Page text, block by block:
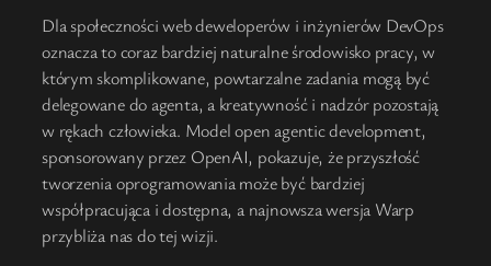
Dla społeczności web deweloperów i inżynierów DevOps
oznacza to coraz bardziej naturalne środowisko pracy, w
którym skomplikowane, powtarzalne zadania mogą być
delegowane do agenta, a kreatywność i nadzór pozostają
w rękach człowieka. Model open agentic development,
sponsorowany przez OpenAI, pokazuje, że przyszłość
tworzenia oprogramowania może być bardziej
współpracująca i dostępna, a najnowsza wersja Warp
przybliża nas do tej wizji.